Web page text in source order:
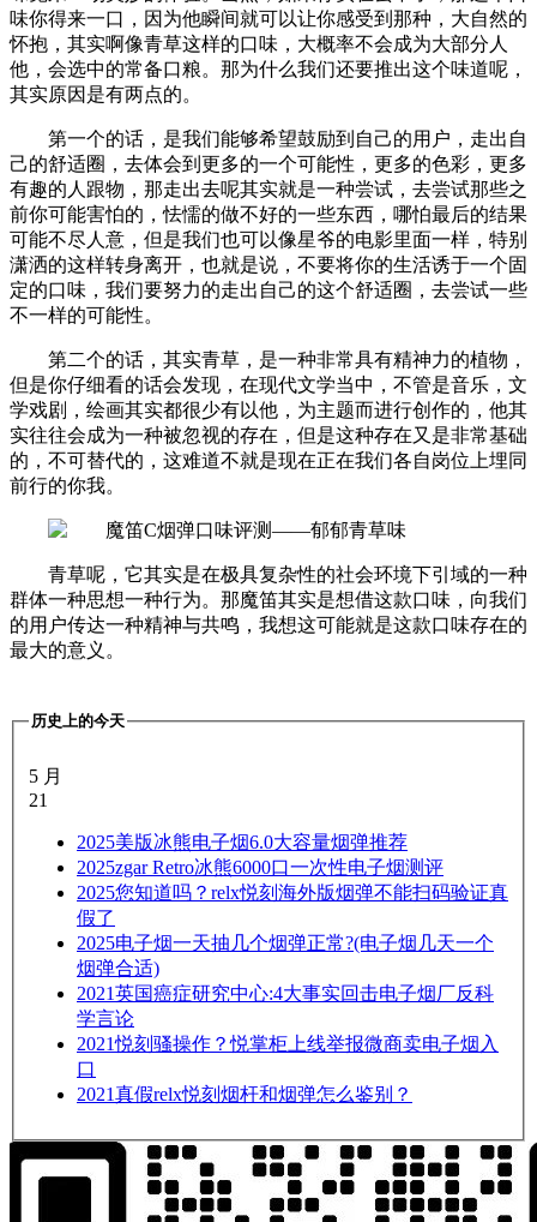
味你得来一口，因为他瞬间就可以让你感受到那种，大自然的
怀抱，其实啊像青草这样的口味，大概率不会成为大部分人
他，会选中的常备口粮。那为什么我们还要推出这个味道呢，
其实原因是有两点的。
第一个的话，是我们能够希望鼓励到自己的用户，走出自
己的舒适圈，去体会到更多的一个可能性，更多的色彩，更多
有趣的人跟物，那走出去呢其实就是一种尝试，去尝试那些之
前你可能害怕的，怯懦的做不好的一些东西，哪怕最后的结果
可能不尽人意，但是我们也可以像星爷的电影里面一样，特别
潇洒的这样转身离开，也就是说，不要将你的生活诱于一个固
定的口味，我们要努力的走出自己的这个舒适圈，去尝试一些
不一样的可能性。
第二个的话，其实青草，是一种非常具有精神力的植物，
但是你仔细看的话会发现，在现代文学当中，不管是音乐，文
学戏剧，绘画其实都很少有以他，为主题而进行创作的，他其
实往往会成为一种被忽视的存在，但是这种存在又是非常基础
的，不可替代的，这难道不就是现在正在我们各自岗位上埋同
前行的你我。
青草呢，它其实是在极具复杂性的社会环境下引域的一种
群体一种思想一种行为。那魔笛其实是想借这款口味，向我们
的用户传达一种精神与共鸣，我想这可能就是这款口味存在的
最大的意义。
历史上的今天
5 月
21
2025美版冰熊电子烟6.0大容量烟弹推荐
2025zgar Retro冰熊6000口一次性电子烟测评
2025您知道吗？relx悦刻海外版烟弹不能扫码验证真
假了
2025电子烟一天抽几个烟弹正常?(电子烟几天一个
烟弹合适)
2021英国癌症研究中心:4大事实回击电子烟厂反科
学言论
2021悦刻骚操作？悦掌柜上线举报微商卖电子烟入
口
2021真假relx悦刻烟杆和烟弹怎么鉴别？